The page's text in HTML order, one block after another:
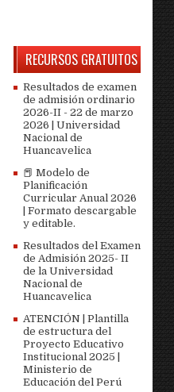
RECURSOS GRATUITOS
Resultados de examen
de admisión ordinario
2026-II - 22 de marzo
2026 | Universidad
Nacional de
Huancavelica
📕 Modelo de
Planificación
Curricular Anual 2026
| Formato descargable
y editable.
Resultados del Examen
de Admisión 2025- II
de la Universidad
Nacional de
Huancavelica
ATENCIÓN | Plantilla
de estructura del
Proyecto Educativo
Institucional 2025 |
Ministerio de
Educación del Perú